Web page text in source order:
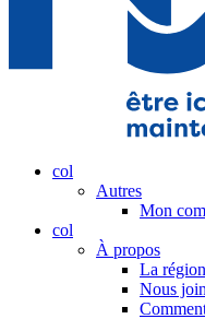
col
Autres
Mon
col
À propos
La
Nous